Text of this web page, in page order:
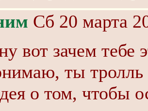
Сб 20 марта
вот зачем тебе
ты
о том, чтобы